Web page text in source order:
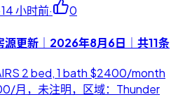
14 小时前· 0
更新｜2026年8月6日｜共11条
2 bed, 1 bath $2400/month
月，未注明，区域：Thunder